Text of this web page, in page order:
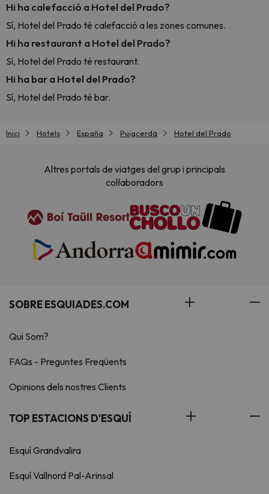
Hi ha calefacció a Hotel del Prado?
Sí, Hotel del Prado té calefacció a les zones comunes.
Hi ha restaurant a Hotel del Prado?
Sí, Hotel del Prado té restaurant.
Hi ha bar a Hotel del Prado?
Sí, Hotel del Prado té bar.
Inici Hotels España Puigcerdà Hotel del Prado
Altres portals de viatges del grup i principals
col·laboradors
SOBRE ESQUIADES.COM
Qui Som?
FAQs - Preguntes Freqüents
Opinions dels nostres Clients
TOP ESTACIONS D'ESQUÍ
Esquí Grandvalira
Esquí Vallnord Pal-Arinsal